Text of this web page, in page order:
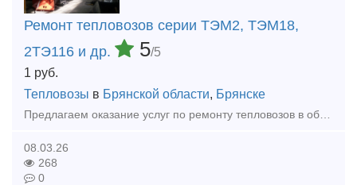
Ремонт тепловозов серии ТЭМ2, ТЭМ18,
2ТЭ116 и др.
5/5
1 руб.
Тепловозы в Брянской области, Брянске
Предлагаем оказание услуг по ремонту тепловозов в объеме ТР-3, СР и КР (текущий ремонт, средний и капитальный ремонт). Осуществляем ремонт тепловозов серии: - ТЭМ2 (ТЭМ2У, ТЭМ2УМ); - ТЭМ18 (ТЭМ18Д,
08.03.26
268
0